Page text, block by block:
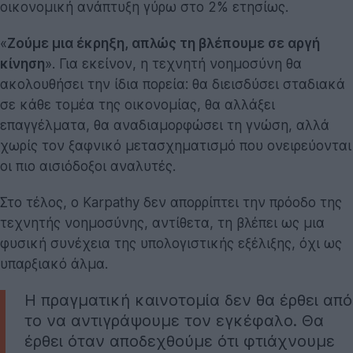
οικονομική ανάπτυξη γύρω στο 2% ετησίως.
«Ζούμε μια έκρηξη, απλώς τη βλέπουμε σε αργή
κίνηση». Για εκείνον, η τεχνητή νοημοσύνη θα
ακολουθήσει την ίδια πορεία: θα διεισδύσει σταδιακά
σε κάθε τομέα της οικονομίας, θα αλλάξει
επαγγέλματα, θα αναδιαμορφώσει τη γνώση, αλλά
χωρίς τον ξαφνικό μετασχηματισμό που ονειρεύονται
οι πιο αισιόδοξοι αναλυτές.
Στο τέλος, ο Karpathy δεν απορρίπτει την πρόοδο της
τεχνητής νοημοσύνης, αντίθετα, τη βλέπει ως μια
φυσική συνέχεια της υπολογιστικής εξέλιξης, όχι ως
υπαρξιακό άλμα.
Η πραγματική καινοτομία δεν θα έρθει από
το να αντιγράψουμε τον εγκέφαλο. Θα
έρθει όταν αποδεχθούμε ότι φτιάχνουμε